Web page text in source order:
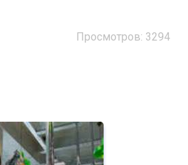
Просмотров: 3294